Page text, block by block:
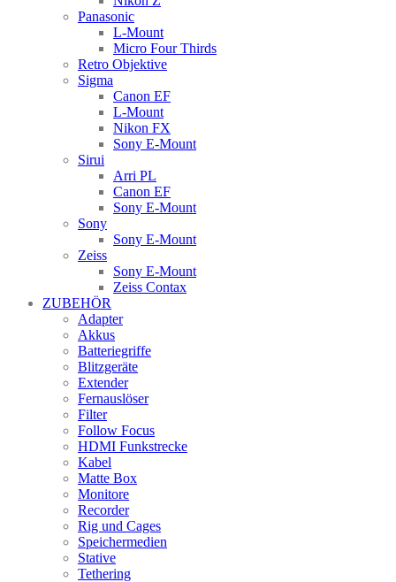
Panasonic
L-Mount
Micro Four Thirds
Retro Objektive
Sigma
Canon EF
L-Mount
Nikon FX
Sony E-Mount
Sirui
Arri PL
Canon EF
Sony E-Mount
Sony
Sony E-Mount
Zeiss
Sony E-Mount
Zeiss Contax
ZUBEHÖR
Adapter
Akkus
Batteriegriffe
Blitzgeräte
Extender
Fernauslöser
Filter
Follow Focus
HDMI Funkstrecke
Kabel
Matte Box
Monitore
Recorder
Rig und Cages
Speichermedien
Stative
Tethering